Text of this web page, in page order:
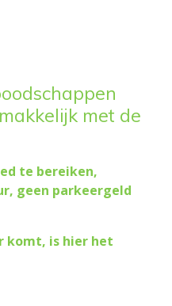
met de
te bereiken,
geen parkeergeld
komt, is hier het